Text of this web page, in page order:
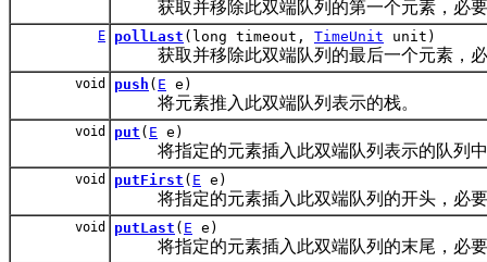
获取并移除此双端队列的第一个元素，必要
E pollLast (long timeout, TimeUnit unit)
获取并移除此双端队列的最后一个元素，必
void push ( E e)
将元素推入此双端队列表示的栈。
void put ( E e)
将指定的元素插入此双端队列表示的队列中
void putFirst ( E e)
将指定的元素插入此双端队列的开头，必要
void putLast ( E e)
将指定的元素插入此双端队列的末尾，必要